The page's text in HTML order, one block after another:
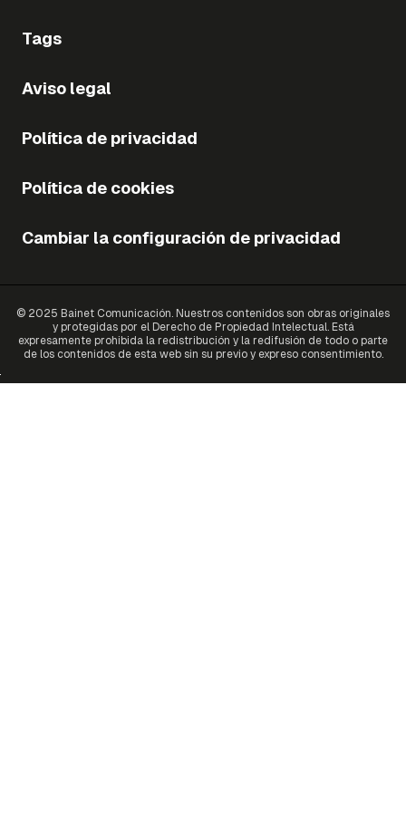
Tags
Aviso legal
Política de privacidad
Política de cookies
Cambiar la configuración de privacidad
© 2025 Bainet Comunicación. Nuestros contenidos son obras originales
y protegidas por el Derecho de Propiedad Intelectual. Está
expresamente prohibida la redistribución y la redifusión de todo o parte
de los contenidos de esta web sin su previo y expreso consentimiento.